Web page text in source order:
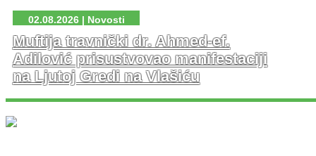
02.08.2026 | Novosti
Muftija travnički dr. Ahmed-ef.
Adilović prisustvovao manifestaciji
na Ljutoj Gredi na Vlašiću
U nedjelju, 02. 08. 2026. god. na platou Ljute Grede i
spomen obilježja Zlatni Ljiljan – general Mehmed Alagić
održana je manifestacija Dani pobjede – Dani ponosa,